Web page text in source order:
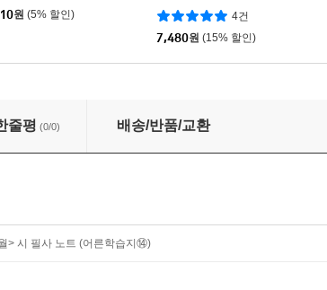
원 (5% 할인)
4건
7,480원 (15% 할인)
학습지⑭)
줄평 (0/0) 배송/반품/교환
> 시 필사 노트 (어른학습지⑭)